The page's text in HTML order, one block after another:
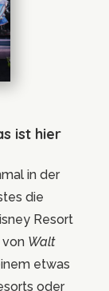
ist hier
in der
die
Resort
von Walt
etwas
oder